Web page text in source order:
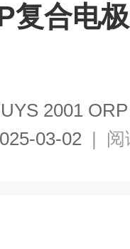
复合电极
2001 ORP
03-02 | 阅